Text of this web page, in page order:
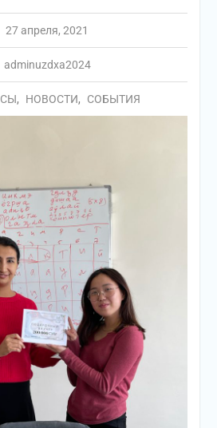
27 апреля, 2021
adminuzdxa2024
, НОВОСТИ, СОБЫТИЯ